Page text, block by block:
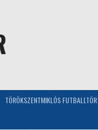
TÖRÖKSZENTMIKLÓS